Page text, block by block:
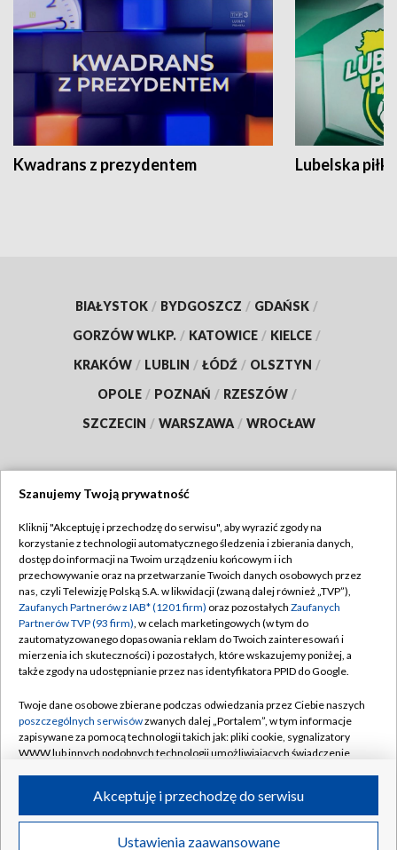
Kwadrans z prezydentem Lubelska piłka
BIAŁYSTOK / BYDGOSZCZ / GDAŃSK /
GORZÓW WLKP. / KATOWICE / KIELCE /
KRAKÓW / LUBLIN / ŁÓDŹ / OLSZTYN /
OPOLE / POZNAŃ / RZESZÓW /
SZCZECIN / WARSZAWA / WROCŁAW
TVP
Abonament TVP
Emisja w TVP
Centrum informacji TVP
Naziemna Telewizja Cyfrowa
Rada Programowa
System NOS
Informacje o nadawcy
Program dla prasy
Regulamin TVP
Polityka prywatności
Moje zgody
Pomoc
Kontakt
Kanały
©2026 Telewizja Polska S.A. w likwidacji
Szanujemy Twoją prywatność
Kliknij "Akceptuję i przechodzę do serwisu", aby wyrazić zgody na
korzystanie z technologii automatycznego śledzenia i zbierania danych,
dostęp do informacji na Twoim urządzeniu końcowym i ich
przechowywanie oraz na przetwarzanie Twoich danych osobowych przez
nas, czyli Telewizję Polską S.A. w likwidacji (zwaną dalej również „TVP”),
Zaufanych Partnerów z IAB* (1201 firm) oraz pozostałych Zaufanych
Partnerów TVP (93 firm), w celach marketingowych (w tym do
zautomatyzowanego dopasowania reklam do Twoich zainteresowań i
mierzenia ich skuteczności) i pozostałych, które wskazujemy poniżej, a
także zgody na udostępnianie przez nas identyfikatora PPID do Google.
Twoje dane osobowe zbierane podczas odwiedzania przez Ciebie naszych
poszczególnych serwisówzwanych dalej „Portalem”, w tym informacje
zapisywane za pomocą technologii takich jak: pliki cookie, sygnalizatory
WWW lub innych podobnych technologii umożliwiających świadczenie
ruchu w Internecie.
Twoje dane osobowe zbierane podczas odwiedzania przez Ciebie
Ustawienia zaawansowane
Akceptuję i przechodzę do serwisu